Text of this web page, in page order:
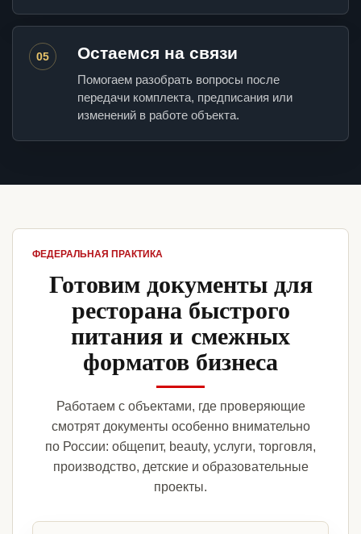
05 Остаемся на связи
Помогаем разобрать вопросы после
передачи комплекта, предписания или
изменений в работе объекта.
ФЕДЕРАЛЬНАЯ ПРАКТИКА
Готовим документы для
ресторана быстрого
питания и смежных
форматов бизнеса
Работаем с объектами, где проверяющие
смотрят документы особенно внимательно
по России: общепит, beauty, услуги, торговля,
производство, детские и образовательные
проекты.